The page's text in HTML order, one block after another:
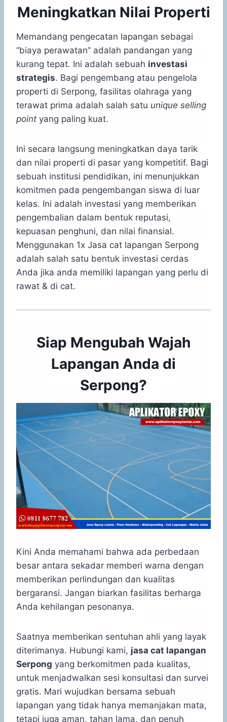
Meningkatkan Nilai Properti
Memandang pengecatan lapangan sebagai
“biaya perawatan” adalah pandangan yang
kurang tepat. Ini adalah sebuah investasi
strategis. Bagi pengembang atau pengelola
properti di Serpong, fasilitas olahraga yang
terawat prima adalah salah satu unique selling
point yang paling kuat.
Ini secara langsung meningkatkan daya tarik
dan nilai properti di pasar yang kompetitif. Bagi
sebuah institusi pendidikan, ini menunjukkan
komitmen pada pengembangan siswa di luar
kelas. Ini adalah investasi yang memberikan
pengembalian dalam bentuk reputasi,
kepuasan penghuni, dan nilai finansial.
Menggunakan 1x Jasa cat lapangan Serpong
adalah salah satu bentuk investasi cerdas
Anda jika anda memiliki lapangan yang perlu di
rawat & di cat.
Siap Mengubah Wajah
Lapangan Anda di
Serpong?
Kini Anda memahami bahwa ada perbedaan
besar antara sekadar memberi warna dengan
memberikan perlindungan dan kualitas
bergaransi. Jangan biarkan fasilitas berharga
Anda kehilangan pesonanya.
Saatnya memberikan sentuhan ahli yang layak
diterimanya. Hubungi kami, jasa cat lapangan
Serpong yang berkomitmen pada kualitas,
untuk menjadwalkan sesi konsultasi dan survei
gratis. Mari wujudkan bersama sebuah
lapangan yang tidak hanya memanjakan mata,
tetapi juga aman, tahan lama, dan penuh